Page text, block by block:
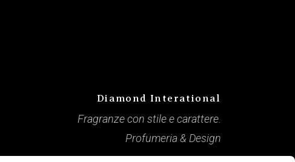
Diamond Interational
Fragranze con stile e carattere.
Profumeria & Design